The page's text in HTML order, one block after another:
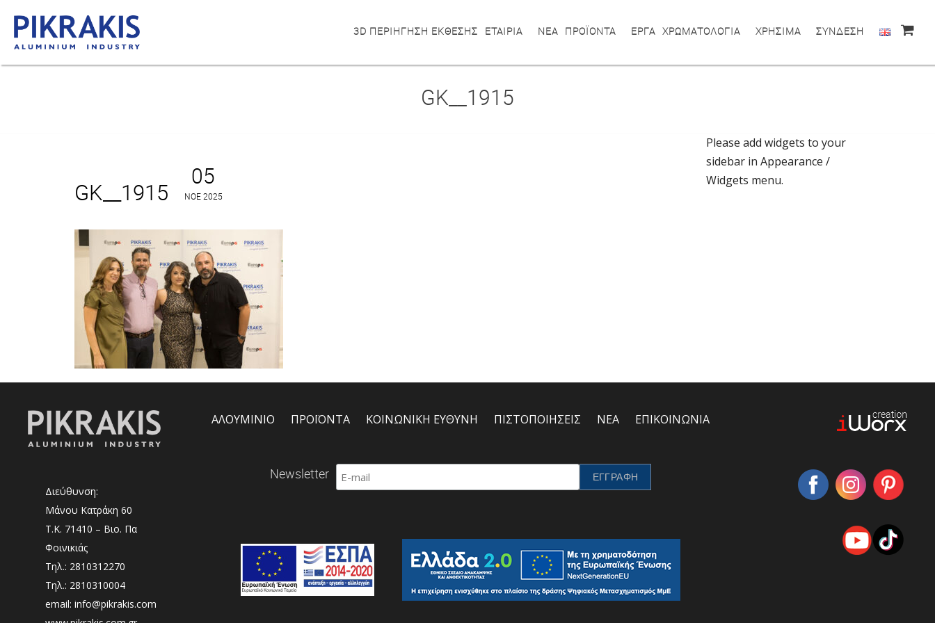
3D ΠΕΡΙΗΓΗΣΗ ΕΚΘΕΣΗΣ ΕΤΑΙΡΙΑ ΝΕΑ ΠΡΟΪΟΝΤΑ ΕΡΓΑ ΧΡΩΜΑΤΟΛΟΓΙΑ ΧΡΗΣΙΜΑ ΣΥΝΔΕΣΗ
GK__1915
05
ΝΟΈ 2025
GK__1915
Please add widgets to your
sidebar in Appearance /
Widgets menu.
Διεύθυνση:
Μάνου Κατράκη 60
Τ.Κ. 71410 – Βιο. Πα
Φοινικιάς
Τηλ.: 2810312270
Τηλ.: 2810310004
email: info@pikrakis.com
ΑΛΟΥΜΙΝΙΟ ΠΡΟΪΟΝΤΑ ΚΟΙΝΩΝΙΚΗ ΕΥΘΥΝΗ ΠΙΣΤΟΠΟΙΗΣΕΙΣ ΝΕΑ ΕΠΙΚΟΙΝΩΝΙΑ
Newsletter